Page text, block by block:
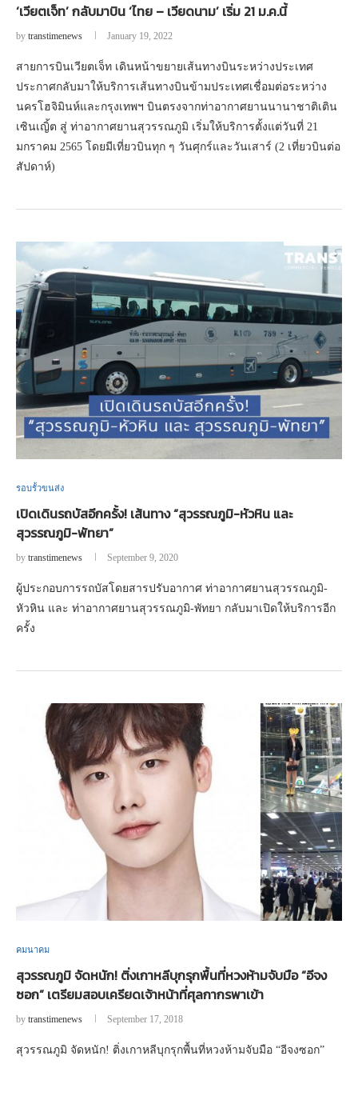
‘เวียตเจ็ท’ กลับมาบิน ‘ไทย – เวียดนาม’ เริ่ม 21 ม.ค.นี้
by transtimenews January 19, 2022
สายการบินเวียตเจ็ท เดินหน้าขยายเส้นทางบินระหว่างประเทศ
ประกาศกลับมาให้บริการเส้นทางบินข้ามประเทศเชื่อมต่อระหว่าง
นครโฮจิมินห์และกรุงเทพฯ บินตรงจากท่าอากาศยานนานาชาติเติน
เซินเญิ้ต สู่ ท่าอากาศยานสุวรรณภูมิ เริ่มให้บริการตั้งแต่วันที่ 21
มกราคม 2565 โดยมีเที่ยวบินทุก ๆ วันศุกร์และวันเสาร์ (2 เที่ยวบินต่อ
สัปดาห์)
รอบรั้วขนส่ง
เปิดเดินรถบัสอีกครั้ง! เส้นทาง “สุวรรณภูมิ-หัวหิน และ
สุวรรณภูมิ-พัทยา”
by transtimenews September 9, 2020
ผู้ประกอบการรถบัสโดยสารปรับอากาศ ท่าอากาศยานสุวรรณภูมิ-
หัวหิน และ ท่าอากาศยานสุวรรณภูมิ-พัทยา กลับมาเปิดให้บริการอีก
ครั้ง
คมนาคม
สุวรรณภูมิ จัดหนัก! ติ่งเกาหลีบุกรุกพื้นที่หวงห้ามจับมือ “อีจง
ซอก” เตรียมสอบเครียดเจ้าหน้าที่ศุลกากรพาเข้า
by transtimenews September 17, 2018
สุวรรณภูมิ จัดหนัก! ติ่งเกาหลีบุกรุกพื้นที่หวงห้ามจับมือ “อีจงซอก”